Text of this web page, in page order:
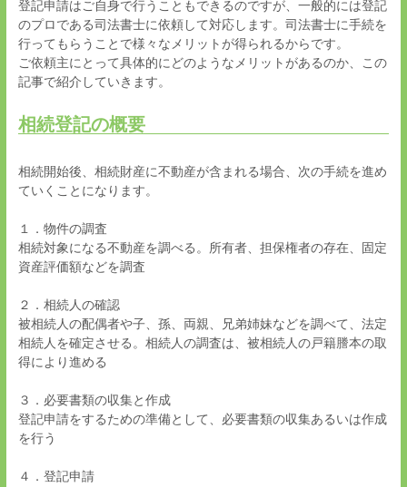
登記申請はご自身で行うこともできるのですが、一般的には登記
のプロである司法書士に依頼して対応します。司法書士に手続を
行ってもらうことで様々なメリットが得られるからです。
ご依頼主にとって具体的にどのようなメリットがあるのか、この
記事で紹介していきます。
相続登記の概要
相続開始後、相続財産に不動産が含まれる場合、次の手続を進め
ていくことになります。
１． 物件の調査
相続対象になる不動産を調べる。所有者、担保権者の存在、固定
資産評価額などを調査
２．相続人の確認
被相続人の配偶者や子、孫、両親、兄弟姉妹などを調べて、法定
相続人を確定させる。相続人の調査は、被相続人の戸籍謄本の取
得により進める
３．必要書類の収集と作成
登記申請をするための準備として、必要書類の収集あるいは作成
を行う
４．登記申請